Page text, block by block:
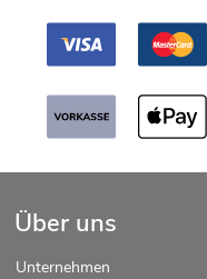
Über uns
Unternehmen